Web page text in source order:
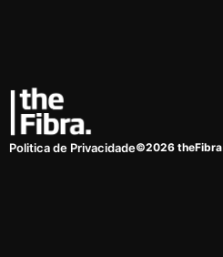
Politica de Privacidade©2026 theFibra